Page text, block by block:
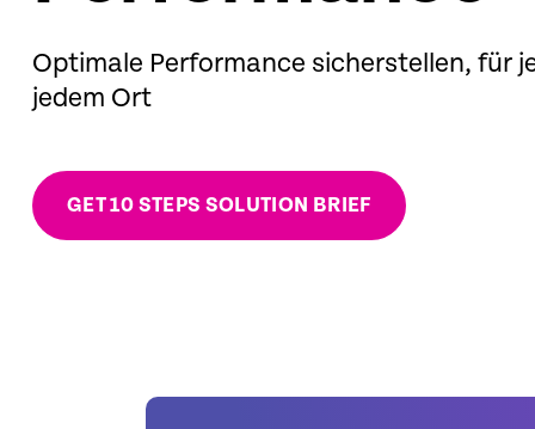
Optimale Performance sicherstellen, für
jedem Ort
GET 10 STEPS SOLUTION BRIEF